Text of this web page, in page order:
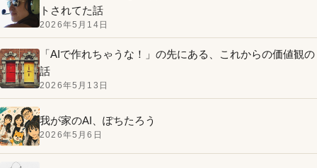
トされてた話
2026年5月14日
「AIで作れちゃうな！」の先にある、これからの価値観の
話
2026年5月13日
我が家のAI、ぽちたろう
2026年5月6日